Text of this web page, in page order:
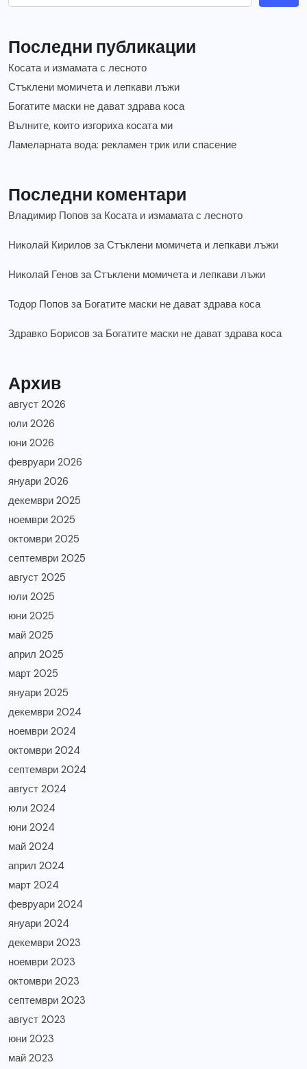
Последни публикации
Косата и измамата с лесното
Стъклени момичета и лепкави лъжи
Богатите маски не дават здрава коса
Вълните, които изгориха косата ми
Ламеларната вода: рекламен трик или спасение
Последни коментари
Владимир Попов за Косата и измамата с лесното
Николай Кирилов заСтъклени момичета и лепкави лъжи
Николай Генов заСтъклени момичета и лепкави лъжи
Тодор Попов за Богатите маски не дават здрава коса
Здравко Борисов за Богатите маски не дават здрава коса
Архив
август 2026
юли 2026
юни 2026
февруари 2026
януари 2026
декември 2025
ноември 2025
октомври 2025
септември 2025
август 2025
юли 2025
юни 2025
май 2025
април 2025
март 2025
януари 2025
декември 2024
ноември 2024
октомври 2024
септември 2024
август 2024
юли 2024
юни 2024
май 2024
април 2024
март 2024
февруари 2024
януари 2024
декември 2023
ноември 2023
октомври 2023
септември 2023
август 2023
юни 2023
май 2023